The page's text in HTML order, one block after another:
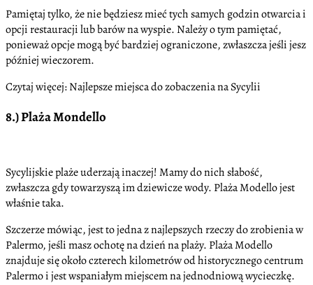
Pamiętaj tylko, że nie będziesz mieć tych samych godzin otwarcia i
opcji restauracji lub barów na wyspie. Należy o tym pamiętać,
ponieważ opcje mogą być bardziej ograniczone, zwłaszcza jeśli jesz
później wieczorem.
Czytaj więcej: Najlepsze miejsca do zobaczenia na Sycylii
8.) Plaża Mondello
Sycylijskie plaże uderzają inaczej! Mamy do nich słabość,
zwłaszcza gdy towarzyszą im dziewicze wody. Plaża Modello jest
właśnie taka.
Szczerze mówiąc, jest to jedna z najlepszych rzeczy do zrobienia w
Palermo, jeśli masz ochotę na dzień na plaży. Plaża Modello
znajduje się około czterech kilometrów od historycznego centrum
Palermo i jest wspaniałym miejscem na jednodniową wycieczkę.